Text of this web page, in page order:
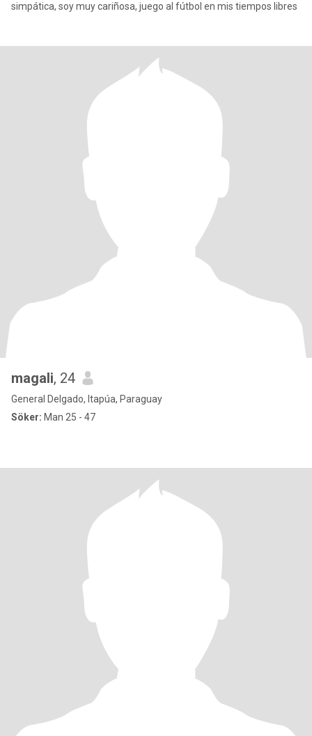
simpática, soy muy cariñosa, juego al fútbol en mis tiempos libres
magali, 24
General Delgado, Itapúa, Paraguay
Söker: Man 25 - 47